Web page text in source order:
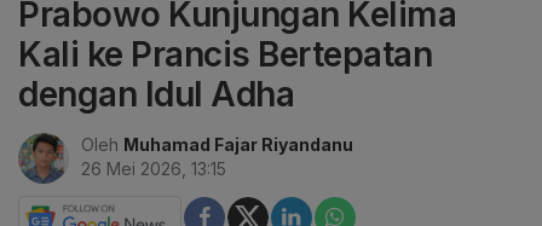
Prabowo Kunjungan Kelima
Kali ke Prancis Bertepatan
dengan Idul Adha
Oleh Muhamad Fajar Riyandanu
26 Mei 2026, 13:15